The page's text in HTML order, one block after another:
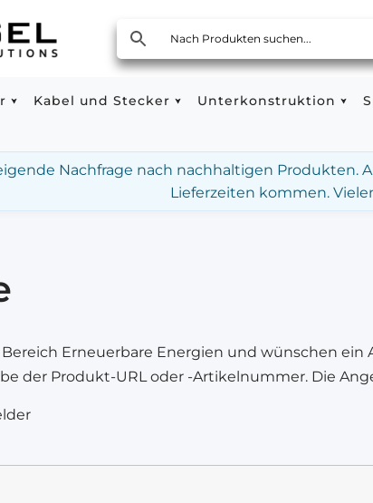
Kabel und Stecker Unterkonstruktion
Nachfrage nach nachhaltigen
Lieferzeiten kommen.
Erneuerbare Energien und wünschen
der Produkt-URL oder -Artikelnummer. Die